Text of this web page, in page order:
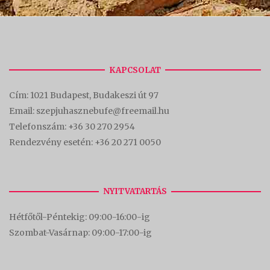
KAPCSOLAT
Cím: 1021 Budapest, Budakeszi út 97
Email: szepjuhasznebufe@freemail.hu
Telefonszám: +36 30 270 2954
Rendezvény esetén: +36 20 271 0050
NYITVATARTÁS
Hétfőtől-Péntekig: 09:00-16:00-ig
Szombat-Vasárnap: 09:00-17:00-ig